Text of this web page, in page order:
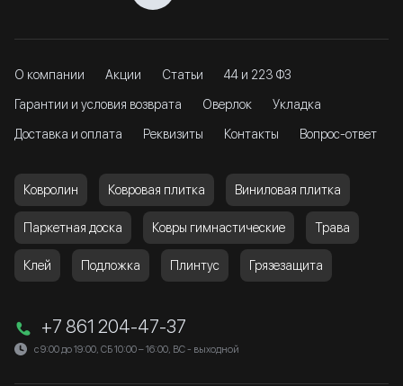
О компании Акции Статьи 44 и 223 ФЗ
Гарантии и условия возврата Оверлок Укладка
Доставка и оплата Реквизиты Контакты Вопрос-ответ
Ковролин Ковровая плитка Виниловая плитка
Паркетная доска Ковры гимнастические Трава
Клей Подложка Плинтус Грязезащита
+7 861 204-47-37
с 9:00 до 19:00, СБ 10:00 – 16:00, ВС - выходной